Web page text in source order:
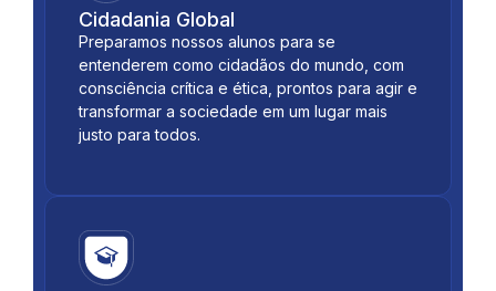
Cidadania Global
Preparamos nossos alunos para se
entenderem como cidadãos do mundo, com
consciência crítica e ética, prontos para agir e
transformar a sociedade em um lugar mais
justo para todos.